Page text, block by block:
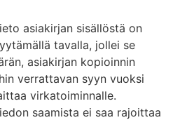
asiakirjan sisällöstä on
tavalla, jollei se
asiakirjan kopioinnin
verrattavan syyn vuoksi
virkatoiminnalle.
saamista ei saa rajoittaa